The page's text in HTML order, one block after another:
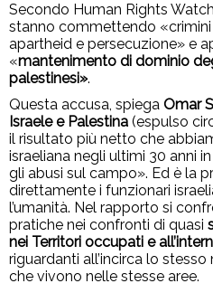
Secondo Human Rights
stanno commettendo «crimini
apartheid e persecuzione» e
«mantenimento di dominio
palestinesi».
Questa accusa, spiega Omar
Israele e Palestina (espulso
il risultato più netto che
israeliana negli ultimi 30 anni
gli abusi sul campo». Ed è la
direttamente i funzionari
l’umanità. Nel rapporto si
pratiche nei confronti di quasi
nei Territori occupati e
riguardanti all’incirca lo
che vivono nelle stesse aree.